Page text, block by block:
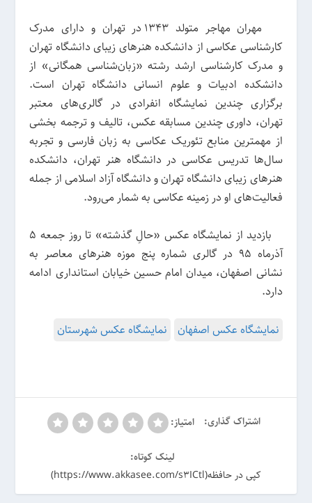
مهران مهاجر متولد ۱۳۴۳ در تهران و دارای مدرک
کارشناسی عکاسی از دانشکده هنرهای زیبای دانشگاه تهران
و مدرک کارشناسی ارشد رشته «زبان‌شناسی همگانی» از
دانشکده ادبیات و علوم انسانی دانشگاه تهران است.
برگزاری چندین نمایشگاه انفرادی در گالری‌های معتبر
تهران، داوری چندین مسابقه عکس، تالیف و ترجمه بخشی
از مهمترین منابع تئوریک عکاسی به زبان فارسی و تجربه
سال‌ها تدریس عکاسی در دانشگاه هنر تهران، دانشکده
هنرهای زیبای دانشگاه تهران و دانشگاه آزاد اسلامی از جمله
فعالیت‌های او در زمینه عکاسی به شمار می‌رود.
بازدید از نمایشگاه عکس «حالِ گذشته» تا روز جمعه ۵
آذرماه ۹۵ در گالری شماره پنج موزه هنرهای معاصر به
نشانی اصفهان، میدان امام حسین خیابان استانداری ادامه
دارد.
نمایشگاه عکس اصفهان نمایشگاه عکس شهرستان
اشتراک گذاری: امتیاز:
لینک کوتاه:
کپی در حافظه(https://www.akkasee.com/s3ICtl)